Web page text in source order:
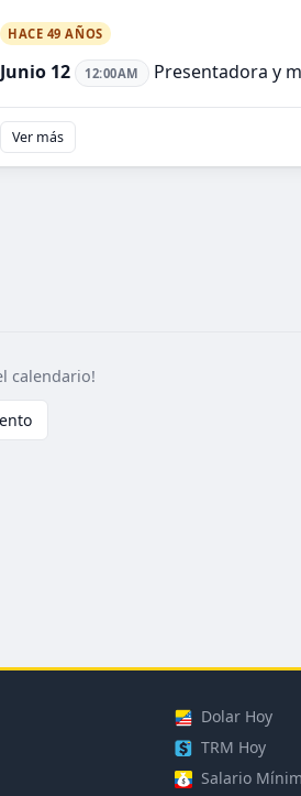
HACE 49 AÑOS
Junio 12 12:00AM Presentadora y
Ver más
calendario!
Dolar Hoy
TRM Hoy
Salario